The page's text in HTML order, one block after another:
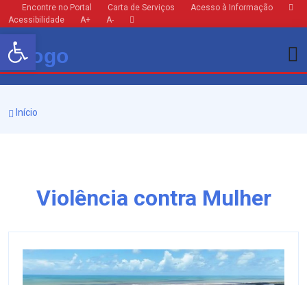
Barra de Ferramentas Aberta
Encontre no Portal Carta de Serviços
Acesso à Informação
Acessibilidade
A+ A-
Início
Violência contra Mulher